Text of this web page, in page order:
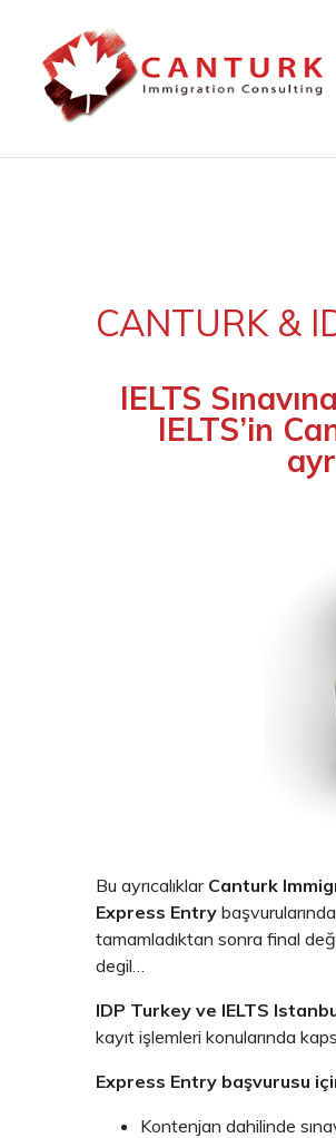
CANTURK &
IELTS
IELTS’in
Bu ayrıcalıklar Canturk
Express Entry
tamamladıktan sonra final
degil…
IDP Turkey ve IELTS
kayıt işlemleri konularında
Express Entry başvurusu
Kontenjan dahilinde